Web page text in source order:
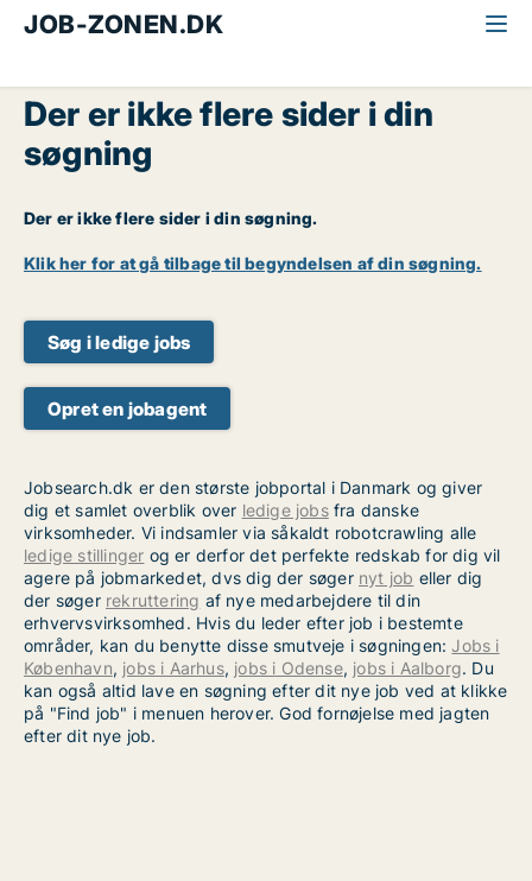
JOB-ZONEN.DK
Der er ikke flere sider i din
søgning
Der er ikke flere sider i din søgning.
Klik her for at gå tilbage til begyndelsen af din søgning.
Søg i ledige jobs
Opret en jobagent
Jobsearch.dk er den største jobportal i Danmark og giver
dig et samlet overblik over ledige jobsfra danske
virksomheder. Vi indsamler via såkaldt robotcrawling alle
ledige stillinger og er derfor det perfekte redskab for dig vil
agere på jobmarkedet, dvs dig der søger nyt job eller dig
der søger rekruttering af nye medarbejdere til din
erhvervsvirksomhed. Hvis du leder efter job i bestemte
områder, kan du benytte disse smutveje i søgningen:Jobs i
København, jobs i Aarhus, jobs i Odense, jobs i Aalborg. Du
kan også altid lave en søgning efter dit nye job ved at klikke
på "Find job" i menuen herover. God fornøjelse med jagten
efter dit nye job.